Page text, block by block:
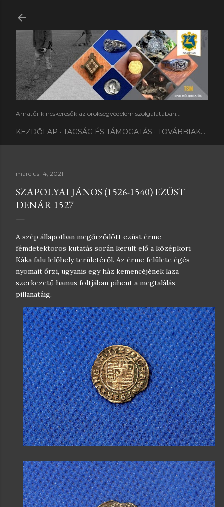
Amatőr kincskeresők az örökségvédelem szolgálatában...
KEZDŐLAP TAGSÁG ÉS TÁMOGATÁS TOVÁBBIAK…
március 14, 2021
SZAPOLYAI JÁNOS (1526-1540) EZÜST
DENÁR 1527
A szép állapotban megőrződött ezüst érme
fémdetektoros kutatás során került elő a középkori
Káka falu lelőhely területéről. Az érme felülete égés
nyomait őrzi, ugyanis egy ház kemencéjének laza
szerkezetű hamus foltjában pihent a megtalálás
pillanatáig.